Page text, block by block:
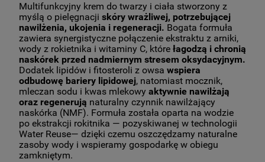
Multifunkcyjny krem do twarzy i ciała stworzony z
myślą o pielęgnacji skóry wrażliwej, potrzebującej
nawilżenia, ukojenia i regeneracji. Bogata formuła
zawiera synergistyczne połączenie ekstraktu z arniki,
wody z rokietnika i witaminy C, które łagodzą i chronią
naskórek przed nadmiernym stresem oksydacyjnym.
Dodatek lipidów i fitosteroli z owsa wspiera
odbudowę bariery lipidowej, natomiast mocznik,
mleczan sodu i kwas mlekowy aktywnie nawilżają
oraz regenerują naturalny czynnik nawilżający
naskórka (NMF). Formuła została oparta na wodzie
po ekstrakcji rokitnika — pozyskiwanej w technologii
Water Reuse— dzięki czemu oszczędzamy naturalne
zasoby wody i wspieramy gospodarkę w obiegu
zamkniętym.